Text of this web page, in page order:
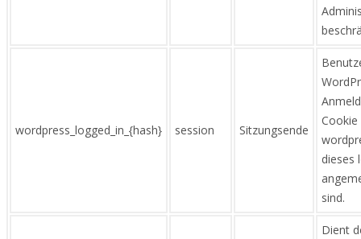
wordpress_logged_in_{hash} session Sitzungsende
Cookie
dieses
sind.
Dient